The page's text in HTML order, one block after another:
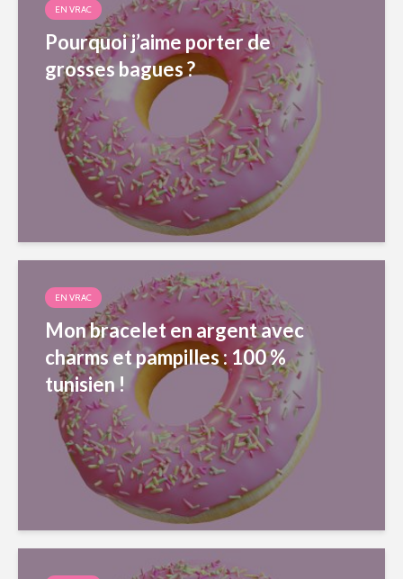
EN VRAC
Pourquoi j’aime porter de
grosses bagues ?
EN VRAC
Mon bracelet en argent avec
charms et pampilles : 100 %
tunisien !